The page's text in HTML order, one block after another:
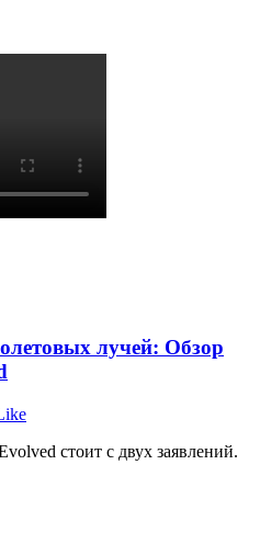
лучей: Обзор
стоит с двух заявлений.